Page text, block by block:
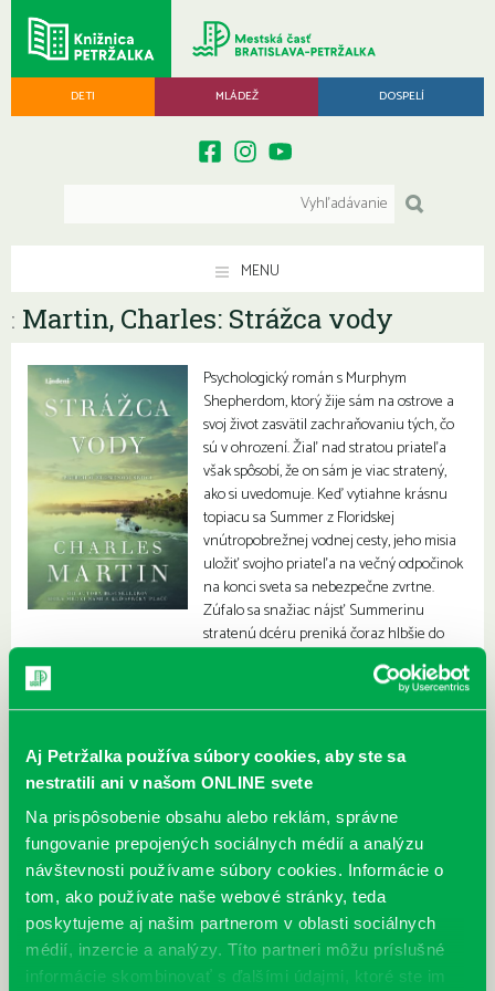
Aj Petržalka používa súbory cookies, aby ste sa
nestratili ani v našom ONLINE svete
Na prispôsobenie obsahu alebo reklám, správne
fungovanie prepojených sociálnych médií a analýzu
návštevnosti používame súbory cookies. Informácie o
tom, ako používate naše webové stránky, teda
poskytujeme aj našim partnerom v oblasti sociálnych
médií, inzercie a analýzy. Títo partneri môžu príslušné
informácie skombinovať s ďalšími údajmi, ktoré ste im
DETI MLÁDEŽ DOSPELÍ
MENU
: Martin, Charles: Strážca vody
Psychologický román s Murphym
Shepherdom, ktorý žije sám na ostrove a
svoj život zasvätil zachraňovaniu tých, čo
sú v ohrození. Žiaľ nad stratou priateľa
však spôsobí, že on sám je viac stratený,
ako si uvedomuje. Keď vytiahne krásnu
topiacu sa Summer z Floridskej
vnútropobrežnej vodnej cesty, jeho misia
uložiť svojho priateľa na večný odpočinok
na konci sveta sa nebezpečne zvrtne.
Zúfalo sa snažiac nájsť Summerinu
stratenú dcéru preniká čoraz hlbšie do